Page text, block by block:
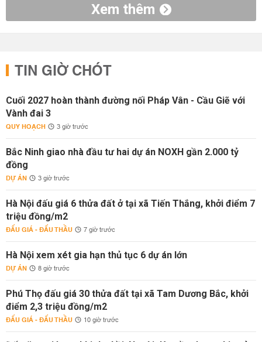
Xem thêm
TIN GIỜ CHÓT
Cuối 2027 hoàn thành đường nối Pháp Vân - Cầu Giẽ với
Vành đai 3
QUY HOẠCH 3 giờ trước
Bắc Ninh giao nhà đầu tư hai dự án NOXH gần 2.000 tỷ
đồng
DỰ ÁN 3 giờ trước
Hà Nội đấu giá 6 thửa đất ở tại xã Tiến Thắng, khởi điểm 7
triệu đồng/m2
ĐẤU GIÁ - ĐẤU THẦU 7 giờ trước
Hà Nội xem xét gia hạn thủ tục 6 dự án lớn
DỰ ÁN 8 giờ trước
Phú Thọ đấu giá 30 thửa đất tại xã Tam Dương Bắc, khởi
điểm 2,3 triệu đồng/m2
ĐẤU GIÁ - ĐẤU THẦU 10 giờ trước